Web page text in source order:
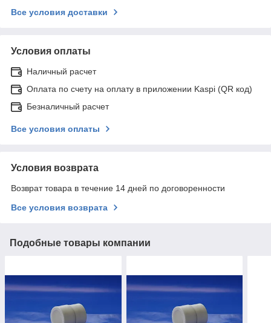
Все условия доставки
Условия оплаты
Наличный расчет
Оплата по счету на оплату в приложении Kaspi (QR код)
Безналичный расчет
Все условия оплаты
Условия возврата
Возврат товара в течение 14 дней по договоренности
Все условия возврата
Подобные товары компании